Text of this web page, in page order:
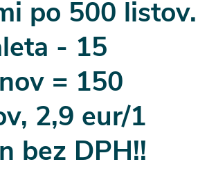
po 500 listov.
- 15
= 150
2,9 eur/1
bez DPH!!